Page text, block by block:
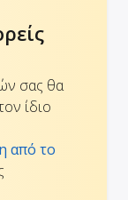
σας θα
ίδιο
από το